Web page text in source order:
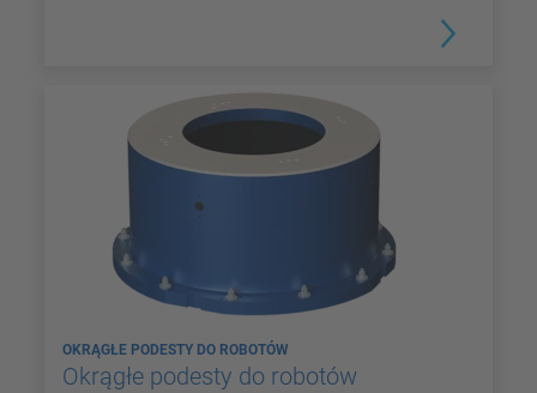
OKRĄGŁE PODESTY DO ROBOTÓW
Okrągłe podesty do robotów